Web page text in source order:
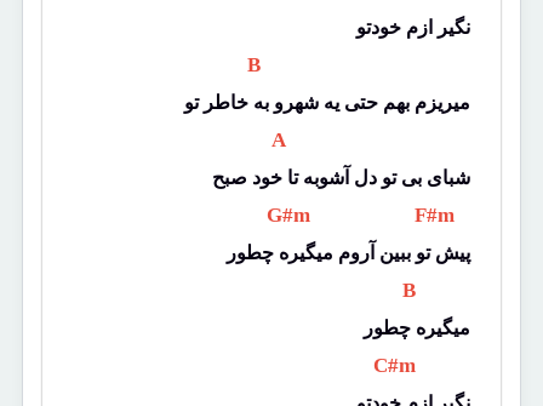
نگیر ازم خودتو
B
میریزم بهم حتی یه شهرو به خاطر تو
A
شبای بی تو دل آشوبه تا خود صبح
G#m F#m
پیش تو ببین آروم میگیره چطور
B
میگیره چطور
C#m